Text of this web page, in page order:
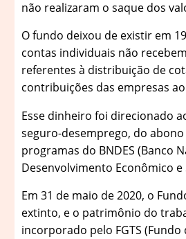
não realizaram o saque dos
O fundo deixou de existir em
contas individuais não
referentes à distribuição de
contribuições das empresas ao
Esse dinheiro foi direcionado
seguro-desemprego, do
programas do BNDES (Banco
Desenvolvimento Econômico e
Em 31 de maio de 2020, o
extinto, e o patrimônio do
incorporado pelo FGTS